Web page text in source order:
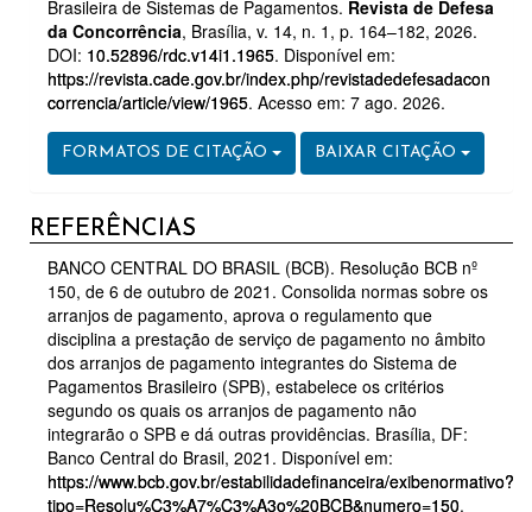
Brasileira de Sistemas de Pagamentos. Revista de Defesa
da Concorrência, Brasília, v. 14, n. 1, p. 164–182, 2026.
DOI: 10.52896/rdc.v14i1.1965. Disponível em:
https://revista.cade.gov.br/index.php/revistadedefesadacon
correncia/article/view/1965. Acesso em: 7 ago. 2026.
FORMATOS DE CITAÇÃO BAIXAR CITAÇÃO
REFERÊNCIAS
BANCO CENTRAL DO BRASIL (BCB). Resolução BCB nº
150, de 6 de outubro de 2021. Consolida normas sobre os
arranjos de pagamento, aprova o regulamento que
disciplina a prestação de serviço de pagamento no âmbito
dos arranjos de pagamento integrantes do Sistema de
Pagamentos Brasileiro (SPB), estabelece os critérios
segundo os quais os arranjos de pagamento não
integrarão o SPB e dá outras providências. Brasília, DF:
Banco Central do Brasil, 2021. Disponível em:
https://www.bcb.gov.br/estabilidadefinanceira/exibenormativo?
tipo=Resolu%C3%A7%C3%A3o%20BCB&numero=150.